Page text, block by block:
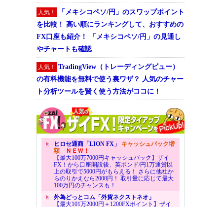
人気！
「メキシコペソ/円」のスワップポイント
を比較！ 高い順にランキングして、おすすめの
FX口座も紹介！ 「メキシコペソ/円」の見通し
やチャートも確認
人気！
TradingView（トレーディングビュー）
の有料機能を無料で使う裏ワザ？ 人気のチャー
ト分析ツールを賢く使う方法がココに！
ヒロセ通商「LION FX」 キャッシュバック増
額ＮＥＷ！
【最大100万7000円キャッシュバック】ザイ
FX！から口座開設後、英ポンド/円1万通貨以
上の取引で5000円がもらえる！ さらに他社か
らのりかえなら2000円！ 取引量に応じて最大
100万円のチャンスも！
外為どっとコム「外貨ネクストネオ」
【最大101万2000円＋1200FXポイント】ザイ